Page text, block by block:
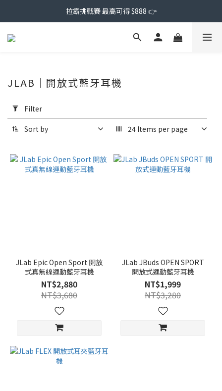
拉霸挑戰賽 最高可得 $888 👉
Filter
(0/20)
Range
(NT$)
JLAB｜開放式藍牙耳機
Filter
Sort by 24 Items per page
JLab Epic Open Sport 開放
式真無線運動藍牙耳機
NT$2,880
NT$3,680
JLab JBuds OPEN SPORT
開放式運動藍牙耳機
NT$1,999
NT$3,280